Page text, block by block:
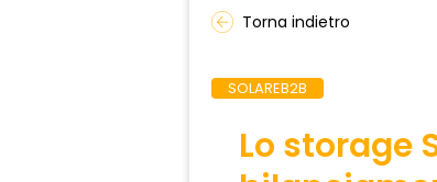
Torna indietro
SOLAREB2B
Lo storage